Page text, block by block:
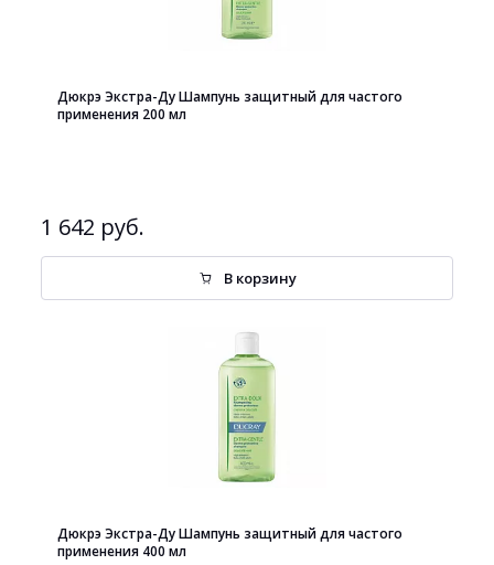
Дюкрэ Экстра-Ду Шампунь защитный для частого
применения 200 мл
1 642 руб.
В корзину
Дюкрэ Экстра-Ду Шампунь защитный для частого
применения 400 мл